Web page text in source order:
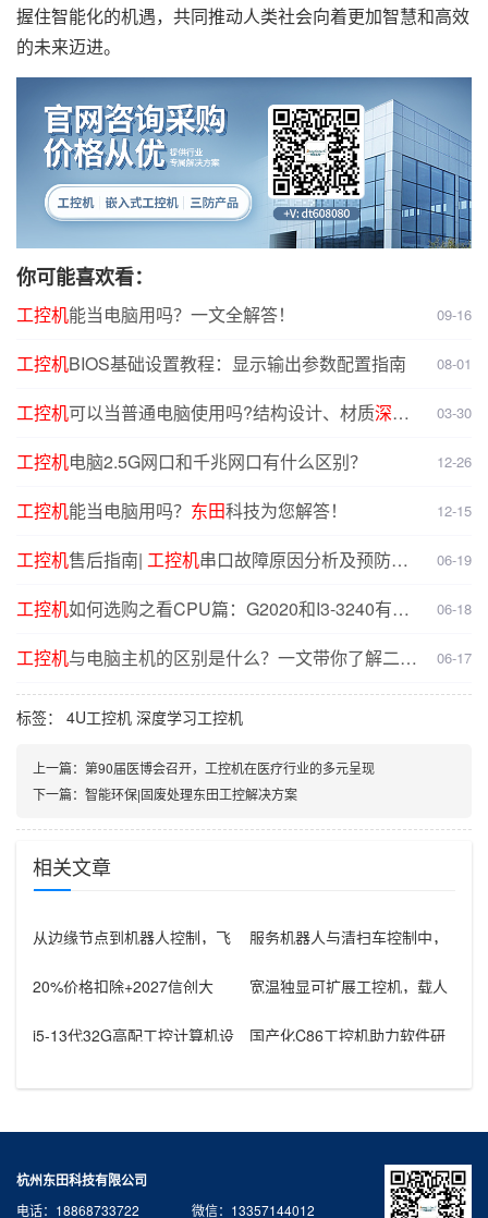
握住智能化的机遇，共同推动人类社会向着更加智慧和高效
的未来迈进。
你可能喜欢看：
工控机能当电脑用吗？一文全解答！ 09-16
工控机BIOS基础设置教程：显示输出参数配置指南 08-01
工控机可以当普通电脑使用吗?结构设计、材质深度
03-30
工控机电脑2.5G网口和千兆网口有什么区别？ 12-26
工控机能当电脑用吗？ 东田科技为您解答！ 12-15
工控机售后指南| 工控机串口故障原因分析及预防解
06-19
工控机如何选购之看CPU篇：G2020和I3-3240有什
06-18
工控机与电脑主机的区别是什么？一文带你了解二者
核心差异
06-17
标签： 4U工控机 深度学习工控机
上一篇： 第90届医博会召开，工控机在医疗行业的多元呈现
下一篇： 智能环保|固废处理东田工控解决方案
相关文章
从边缘节点到机器人控制，飞
服务机器人与清扫车控制中，
接
20%价格扣除+2027信创大
购窗
宽温独显可扩展工控机，载人
怎么选？
i5-13代32G高配工控计算机设
国产化C86工控机助力软件研
杭州东田科技有限公司
电话：18868733722 微信：13357144012